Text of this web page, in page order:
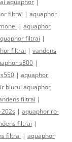
aquaphor |
filtrai | aquaphor
| aquaphor
filtrai |
filtrai | vandens
s800 |
| aquaphor
biurui aquaphor
filtrai |
| aquaphor ro-
filtrai |
filtrai | aquaphor